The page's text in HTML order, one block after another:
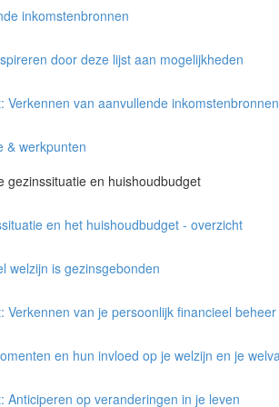
inkomstenbronnen
door deze lijst aan mogelijkheden
Verkennen van aanvullende inkomstenbronnen
& werkpunten
gezinssituatie en huishoudbudget
en het huishoudbudget - overzicht
welzijn is gezinsgebonden
Verkennen van je persoonlijk financieel beheer
en hun invloed op je welzijn en je
Anticiperen op veranderingen in je leven